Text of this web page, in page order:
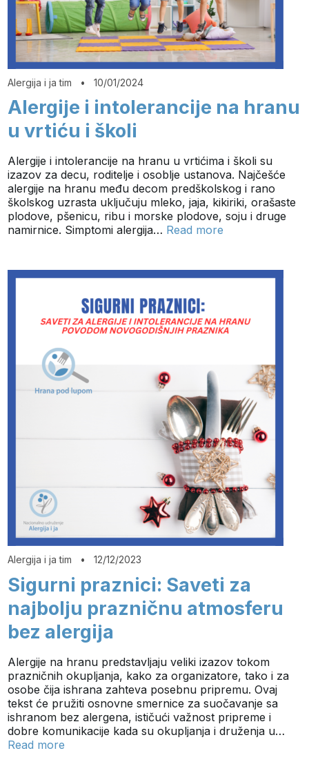
Alergija i ja tim •10/01/2024
Alergije i intolerancije na hranu
u vrtiću i školi
Alergije i intolerancije na hranu u vrtićima i školi su
izazov za decu, roditelje i osoblje ustanova. Najčešće
alergije na hranu među decom predškolskog i rano
školskog uzrasta uključuju mleko, jaja, kikiriki, orašaste
plodove, pšenicu, ribu i morske plodove, soju i druge
namirnice. Simptomi alergija… Read more
Alergija i ja tim •12/12/2023
Sigurni praznici: Saveti za
najbolju prazničnu atmosferu
bez alergija
Alergije na hranu predstavljaju veliki izazov tokom
prazničnih okupljanja, kako za organizatore, tako i za
osobe čija ishrana zahteva posebnu pripremu. Ovaj
tekst će pružiti osnovne smernice za suočavanje sa
ishranom bez alergena, ističući važnost pripreme i
dobre komunikacije kada su okupljanja i druženja u…
Read more